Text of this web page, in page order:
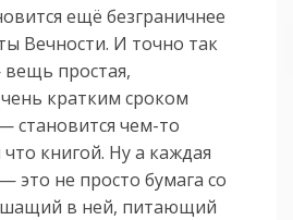
ещё безграничнее
Вечности. И точно так
простая,
кратким сроком
становится чем-то
книгой. Ну а каждая
это не просто бумага со
в ней, питающий